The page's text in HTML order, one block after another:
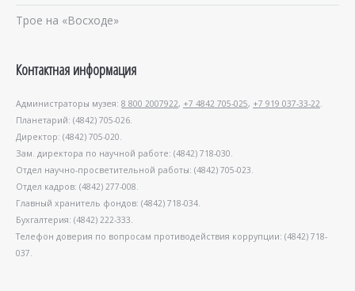
Трое на «Восходе»
Контактная информация
Администраторы музея: 8 800 2007922, +7 4842 705-025, +7 919 037-33-22.
Планетарий: (4842) 705-026.
Директор: (4842) 705-020.
Зам. директора по научной работе: (4842) 718-030.
Отдел научно-просветительной работы: (4842) 705-023.
Отдел кадров: (4842) 277-008.
Главный хранитель фондов: (4842) 718-034.
Бухгалтерия: (4842) 222-333.
Телефон доверия по вопросам противодействия коррупции: (4842) 718-
037.